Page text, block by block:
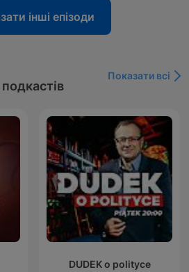
інші епізоди
Показати всі
DUDEK o polityce